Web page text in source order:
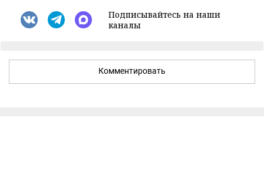
Подписывайтесь на наши
каналы
Комментировать